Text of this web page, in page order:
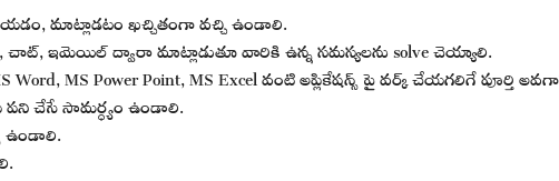
మాట్లాడటం ఖచ్చితంగా వచ్చి ఉండాలి.
చాట్, ఇమెయిల్ ద్వారా మాట్లాడుతూ వారికి ఉన్న సమస్యలను solve చెయ్యాలి.
MS Power Point, MS Excel వంటి అప్లికేషన్స్ పై వర్క్ చేయగలిగే పూర్తి
చేసే సామర్ధ్యం ఉండాలి.
ఉండాలి.